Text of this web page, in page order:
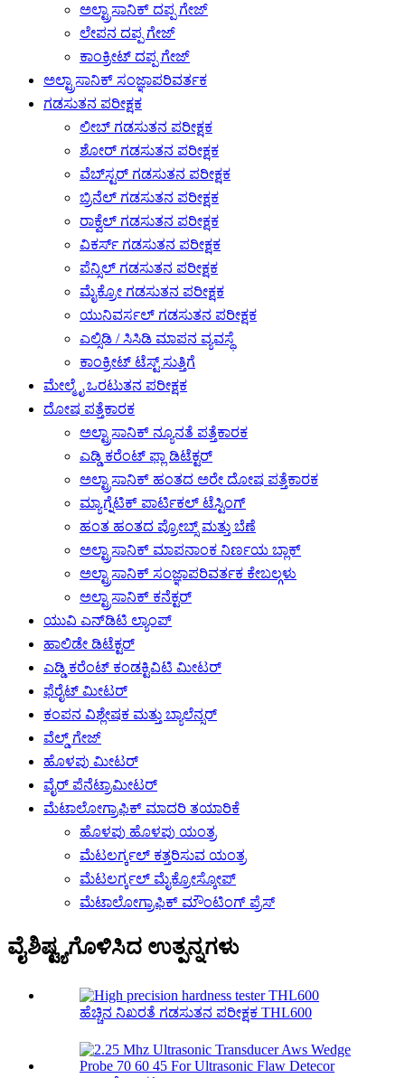
ಅಲ್ಟ್ರಾಸಾನಿಕ್ ದಪ್ಪ ಗೇಜ್
ಲೇಪನ ದಪ್ಪ ಗೇಜ್
ಕಾಂಕ್ರೀಟ್ ದಪ್ಪ ಗೇಜ್
ಅಲ್ಟ್ರಾಸಾನಿಕ್ ಸಂಜ್ಞಾಪರಿವರ್ತಕ
ಗಡಸುತನ ಪರೀಕ್ಷಕ
ಲೀಬ್ ಗಡಸುತನ ಪರೀಕ್ಷಕ
ಶೋರ್ ಗಡಸುತನ ಪರೀಕ್ಷಕ
ವೆಬ್‌ಸ್ಟರ್ ಗಡಸುತನ ಪರೀಕ್ಷಕ
ಬ್ರಿನೆಲ್ ಗಡಸುತನ ಪರೀಕ್ಷಕ
ರಾಕ್ವೆಲ್ ಗಡಸುತನ ಪರೀಕ್ಷಕ
ವಿಕರ್ಸ್ ಗಡಸುತನ ಪರೀಕ್ಷಕ
ಪೆನ್ಸಿಲ್ ಗಡಸುತನ ಪರೀಕ್ಷಕ
ಮೈಕ್ರೋ ಗಡಸುತನ ಪರೀಕ್ಷಕ
ಯುನಿವರ್ಸಲ್ ಗಡಸುತನ ಪರೀಕ್ಷಕ
ಎಲ್ಸಿಡಿ / ಸಿಸಿಡಿ ಮಾಪನ ವ್ಯವಸ್ಥೆ
ಕಾಂಕ್ರೀಟ್ ಟೆಸ್ಟ್ ಸುತ್ತಿಗೆ
ಮೇಲ್ಮೈ ಒರಟುತನ ಪರೀಕ್ಷಕ
ದೋಷ ಪತ್ತೆಕಾರಕ
ಅಲ್ಟ್ರಾಸಾನಿಕ್ ನ್ಯೂನತೆ ಪತ್ತೆಕಾರಕ
ಎಡ್ಡಿ ಕರೆಂಟ್ ಫ್ಲಾ ಡಿಟೆಕ್ಟರ್
ಅಲ್ಟ್ರಾಸಾನಿಕ್ ಹಂತದ ಅರೇ ದೋಷ ಪತ್ತೆಕಾರಕ
ಮ್ಯಾಗ್ನೆಟಿಕ್ ಪಾರ್ಟಿಕಲ್ ಟೆಸ್ಟಿಂಗ್
ಹಂತ ಹಂತದ ಪ್ರೋಬ್ಸ್ ಮತ್ತು ಬೆಣೆ
ಅಲ್ಟ್ರಾಸಾನಿಕ್ ಮಾಪನಾಂಕ ನಿರ್ಣಯ ಬ್ಲಾಕ್
ಅಲ್ಟ್ರಾಸಾನಿಕ್ ಸಂಜ್ಞಾಪರಿವರ್ತಕ ಕೇಬಲ್ಗಳು
ಅಲ್ಟ್ರಾಸಾನಿಕ್ ಕನೆಕ್ಟರ್
ಯುವಿ ಎನ್‌ಡಿಟಿ ಲ್ಯಾಂಪ್
ಹಾಲಿಡೇ ಡಿಟೆಕ್ಟರ್
ಎಡ್ಡಿ ಕರೆಂಟ್ ಕಂಡಕ್ಟಿವಿಟಿ ಮೀಟರ್
ಫೆರೈಟ್ ಮೀಟರ್
ಕಂಪನ ವಿಶ್ಲೇಷಕ ಮತ್ತು ಬ್ಯಾಲೆನ್ಸರ್
ವೆಲ್ಡ್ ಗೇಜ್
ಹೊಳಪು ಮೀಟರ್
ವೈರ್ ಪೆನೆಟ್ರಾಮೀಟರ್
ಮೆಟಾಲೋಗ್ರಾಫಿಕ್ ಮಾದರಿ ತಯಾರಿಕೆ
ಹೊಳಪು ಹೊಳಪು ಯಂತ್ರ
ಮೆಟಲರ್ಗ್ಕಲ್ ಕತ್ತರಿಸುವ ಯಂತ್ರ
ಮೆಟಲರ್ಗ್ಕಲ್ ಮೈಕ್ರೋಸ್ಕೋಪ್
ಮೆಟಾಲೋಗ್ರಾಫಿಕ್ ಮೌಂಟಿಂಗ್ ಪ್ರೆಸ್
ವೈಶಿಷ್ಟ್ಯಗೊಳಿಸಿದ ಉತ್ಪನ್ನಗಳು
ಹೆಚ್ಚಿನ ನಿಖರತೆ ಗಡಸುತನ ಪರೀಕ್ಷಕ THL600